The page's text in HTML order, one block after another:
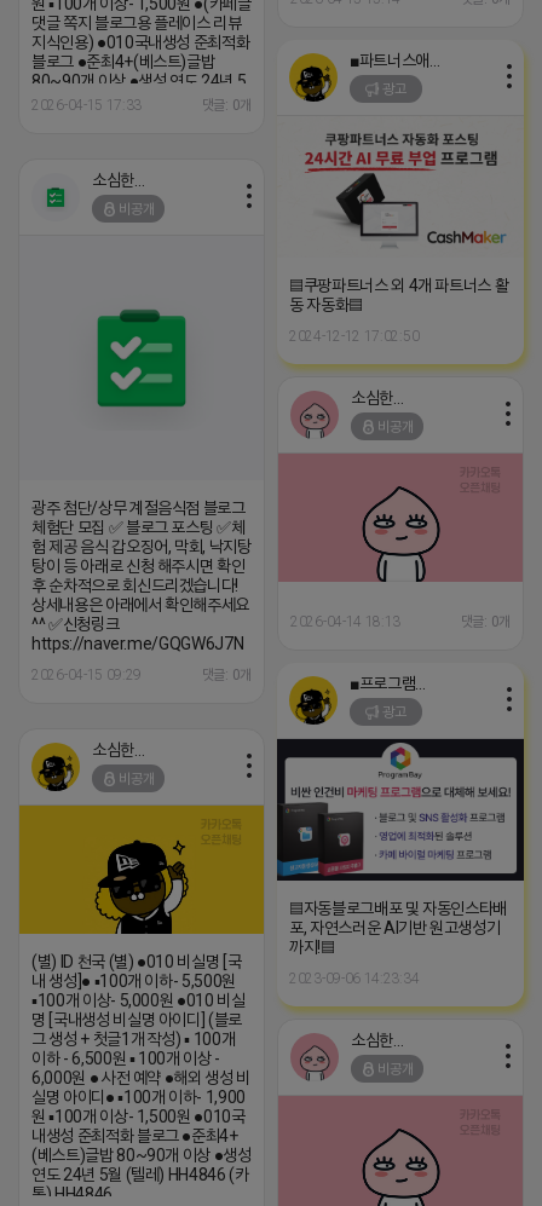
댓글 쪽지 블로그용 플레이스 리뷰
지식인용) ●010국내생성 준최적화
블로그 ●준최4+(베스트)글밥
80~90개 이상 ●생성 연도 24년 5
월 (텔레) HH4846 (카톡)
2026-04-15 17:33 댓글: 0개
광고
▤쿠팡파트너스 외 4개 파트너스 활
동 자동화▤
2024-12-12 17:02:50
소심한 네오
비공개
광주 첨단/상무 계절음식점 블로그
체험단 모집 ✅ 블로그 포스팅 ✅체
험 제공 음식 갑오징어, 막회, 낙지탕
탕이 등 아래로 신청 해주시면 확인
후 순차적으로 회신드리겠습니다!
상세내용은 아래에서 확인해주세요
^^ ✅신청링크
https://naver.me/GQGW6J7N
2026-04-15 09:29 댓글: 0개
소심한 네오
비공개
2026-04-14 18:13 댓글: 0개
광고
▤자동블로그배포 및 자동인스타배
포, 자연스러운 AI기반 원고생성기
까지!▤
2023-09-06 14:23:34
소심한 네오
비공개
(별) ID 천국 (별) ●010 비실명 [국
내 생성]● ▪100개 이하- 5,500원
▪100개 이상- 5,000원 ●010 비실
명 [국내생성 비실명 아이디] (블로
그 생성 + 첫글1개 작성) ▪ 100개
이하 - 6,500원 ▪ 100개 이상 -
6,000원 ● 사전 예약 ●해외 생성 비
실명 아이디● ▪100개 이하- 1,900
원 ▪100개 이상- 1,500원 ●010국
내생성 준최적화 블로그 ●준최4+
(베스트)글밥 80~90개 이상 ●생성
연도 24년 5월 (텔레) HH4846 (카
톡) HH4846
소심한 네오
비공개